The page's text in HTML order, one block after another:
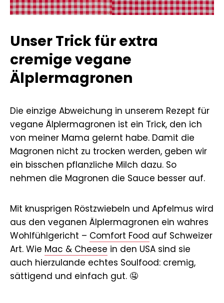
Unser Trick für extra
cremige vegane
Älplermagronen
Die einzige Abweichung in unserem Rezept für
vegane Älplermagronen ist ein Trick, den ich
von meiner Mama gelernt habe. Damit die
Magronen nicht zu trocken werden, geben wir
ein bisschen pflanzliche Milch dazu. So
nehmen die Magronen die Sauce besser auf.
Mit knusprigen Röstzwiebeln und Apfelmus wird
aus den veganen Älplermagronen ein wahres
Wohlfühlgericht – Comfort Food auf Schweizer
Art. Wie Mac & Cheese in den USA sind sie
auch hierzulande echtes Soulfood: cremig,
sättigend und einfach gut. 🤤